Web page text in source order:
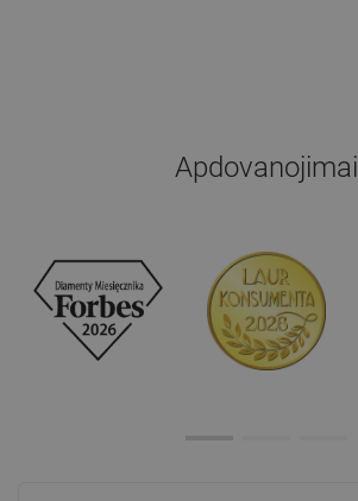
Apdovanojimai